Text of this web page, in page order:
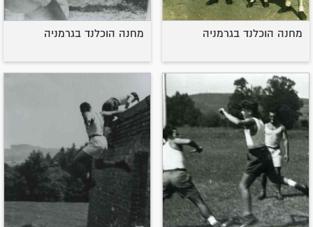
מחנה הוכלנד בגרמניה מחנה הוכלנד בגרמניה